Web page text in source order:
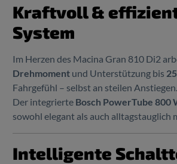
Kraftvoll & effizient
System
Im Herzen des Macina Gran 810 Di2
Drehmoment und Unterstützung bis
Fahrgefühl – selbst an steilen Anstiegen.
Der integrierte Bosch PowerTube 800
sowohl elegant als auch alltagstauglich
Intelligente